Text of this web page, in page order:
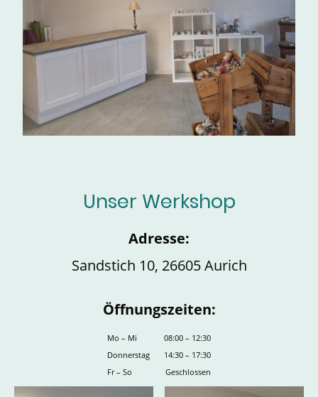
Unser Werkshop
Adresse:
Sandstich 10, 26605 Aurich
Öffnungszeiten:
Mo – Mi 08:00 – 12:30
Donnerstag
14:30 – 17:30
Fr– So Geschlossen